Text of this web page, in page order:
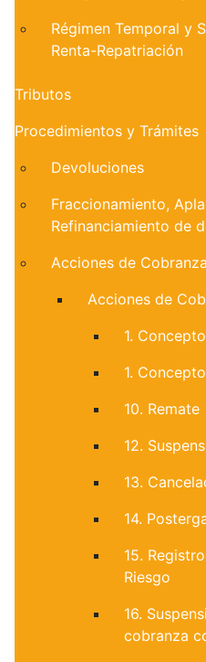
Régimen Temporal y
Renta-Repatriación
Tributos
Procedimientos y Trámites
Devoluciones
Fraccionamiento,
Refinanciamiento de
Acciones de Cobranza
Acciones de
1.
1.
10. Remate
12.
13.
14.
15.
Riesgo
16.
cobranza